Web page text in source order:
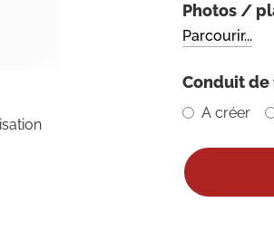
Photos /
Conduit de
A créer